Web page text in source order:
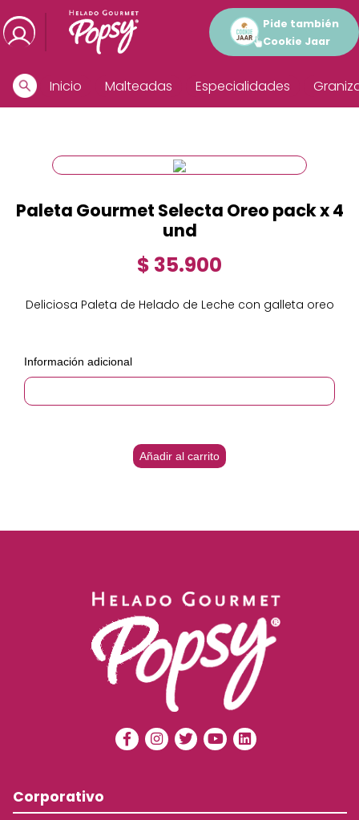
Pide también
Cookie Jaar
Inicio Malteadas Especialidades
Paleta Gourmet Selecta Oreo pack x 4
und
$ 35.900
Deliciosa Paleta de Helado de Leche con galleta oreo
Información adicional
Añadir al carrito
Corporativo